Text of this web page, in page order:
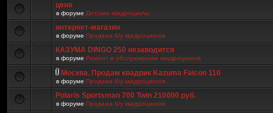
цена
в форуме Детские квадроциклы
интернет-магазин
в форуме Продажа б/у квадроциклов
КАЗУМА DINGO 250 незаводится
в форуме Ремонт и обслуживание квадроциклов
Москва. Продам квадрик Kazuma Falcon 110
в форуме Продажа б/у квадроциклов
Polaris Sportsman 700 Twin 210000 руб.
в форуме Продажа б/у квадроциклов